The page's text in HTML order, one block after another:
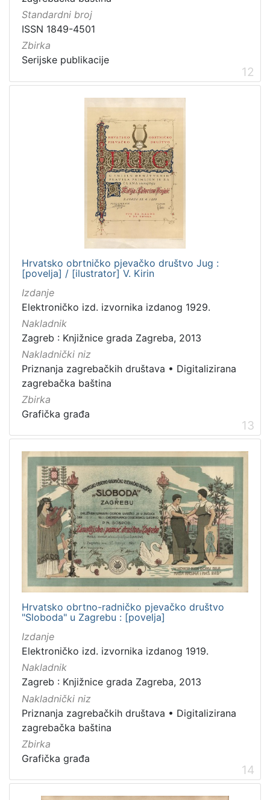
Standardni broj
ISSN 1849-4501
Zbirka
Serijske publikacije
12
Hrvatsko obrtničko pjevačko društvo Jug :
[povelja] / [ilustrator] V. Kirin
Izdanje
Elektroničko izd. izvornika izdanog 1929.
Nakladnik
Zagreb : Knjižnice grada Zagreba, 2013
Nakladnički niz
Priznanja zagrebačkih društava • Digitalizirana
zagrebačka baština
Zbirka
Grafička građa
13
Hrvatsko obrtno-radničko pjevačko društvo
"Sloboda" u Zagrebu : [povelja]
Izdanje
Elektroničko izd. izvornika izdanog 1919.
Nakladnik
Zagreb : Knjižnice grada Zagreba, 2013
Nakladnički niz
Priznanja zagrebačkih društava • Digitalizirana
zagrebačka baština
Zbirka
Grafička građa
14